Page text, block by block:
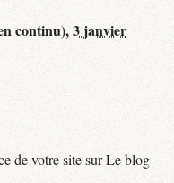
continu),3 janvier
de votre site sur Le blog